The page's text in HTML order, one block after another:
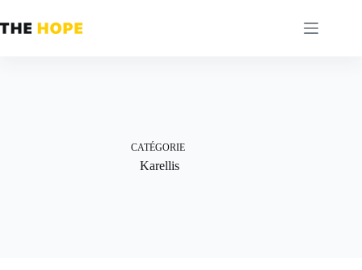
au
contenu
CATÉGORIE
Karellis